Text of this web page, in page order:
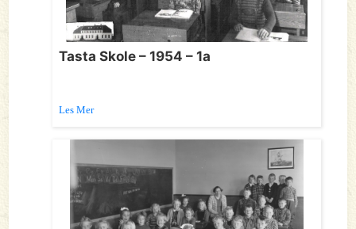
Tasta Skole – 1954 – 1a
Les Mer